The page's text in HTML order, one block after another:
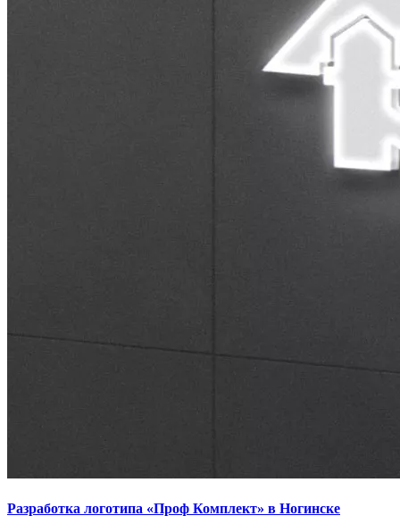
Разработка логотипа «Проф Комплект» в Ногинске